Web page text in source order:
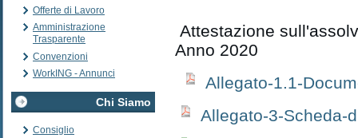
Offerte di Lavoro
Amministrazione
Trasparente
Convenzioni
WorkING - Annunci
Chi Siamo
Consiglio
Attestazione
Anno 2020
Allegato-1.1-
Allegato-3-Scheda-